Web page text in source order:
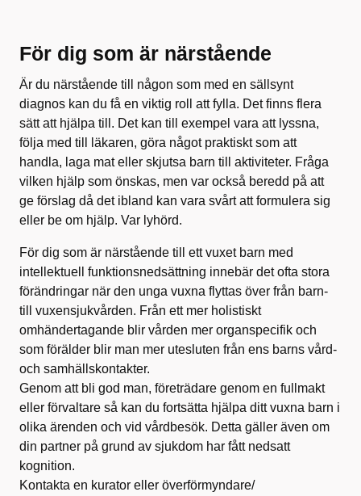
För dig som är närstående
Är du närstående till någon som med en sällsynt
diagnos kan du få en viktig roll att fylla. Det finns flera
sätt att hjälpa till. Det kan till exempel vara att lyssna,
följa med till läkaren, göra något praktiskt som att
handla, laga mat eller skjutsa barn till aktiviteter. Fråga
vilken hjälp som önskas, men var också beredd på att
ge förslag då det ibland kan vara svårt att formulera sig
eller be om hjälp. Var lyhörd.
För dig som är närstående till ett vuxet barn med
intellektuell funktionsnedsättning innebär det ofta stora
förändringar när den unga vuxna flyttas över från barn-
till vuxensjukvården. Från ett mer holistiskt
omhändertagande blir vården mer organspecifik och
som förälder blir man mer utesluten från ens barns vård-
och samhällskontakter.
Genom att bli god man, företrädare genom en fullmakt
eller förvaltare så kan du fortsätta hjälpa ditt vuxna barn i
olika ärenden och vid vårdbesök. Detta gäller även om
din partner på grund av sjukdom har fått nedsatt
kognition.
Kontakta en kurator eller överförmyndare/